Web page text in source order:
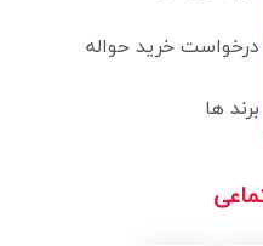
درخواست خرید حواله
برند ها